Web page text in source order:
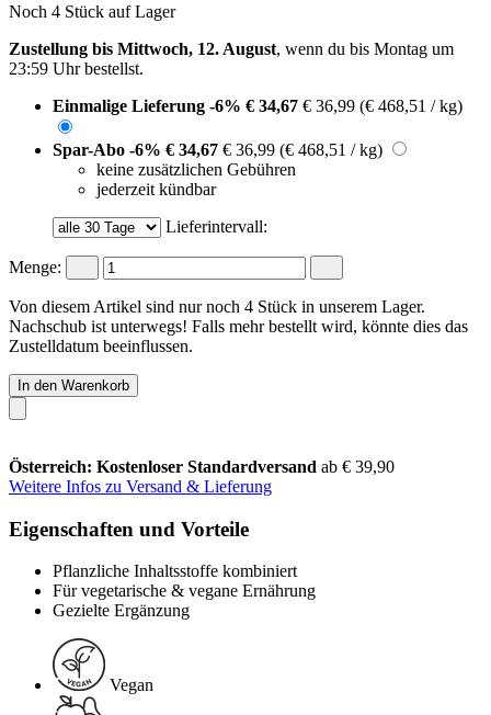
Noch 4 Stück auf Lager
Zustellung bis Mittwoch, 12. August, wenn du bis Montag um
23:59 Uhrbestellst.
Einmalige Lieferung -6% € 34,67 € 36,99 (€ 468,51 / kg)
Spar-Abo -6% € 34,67 € 36,99 (€ 468,51 / kg)
keine zusätzlichen Gebühren
jederzeit kündbar
Lieferintervall:
Menge:
Von diesem Artikel sind nur noch 4 Stück in unserem Lager.
Nachschub ist unterwegs! Falls mehr bestellt wird, könnte dies das
Zustelldatum beeinflussen.
In den Warenkorb
Österreich: Kostenloser Standardversand ab € 39,90
Weitere Infos zu Versand & Lieferung
Eigenschaften und Vorteile
Pflanzliche Inhaltsstoffe kombiniert
Für vegetarische & vegane Ernährung
Gezielte Ergänzung
Vegan